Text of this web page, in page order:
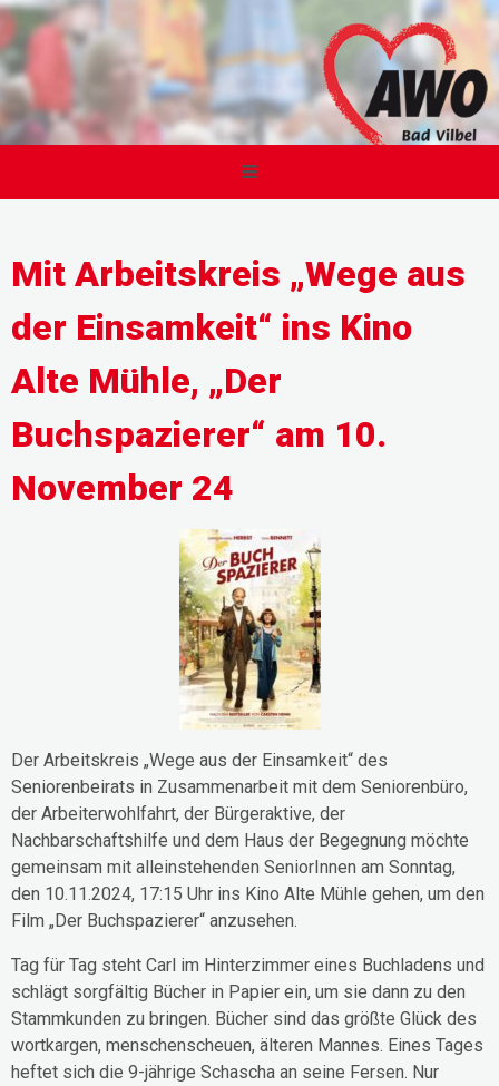
Mit Arbeitskreis „Wege aus
der Einsamkeit“ ins Kino
Alte Mühle, „Der
Buchspazierer“ am 10.
November 24
Der Arbeitskreis „Wege aus der Einsamkeit“ des
Seniorenbeirats in Zusammenarbeit mit dem Seniorenbüro,
der Arbeiterwohlfahrt, der Bürgeraktive, der
Nachbarschaftshilfe und dem Haus der Begegnung möchte
gemeinsam mit alleinstehenden SeniorInnen am Sonntag,
den 10.11.2024, 17:15 Uhr ins Kino Alte Mühle gehen, um den
Film „Der Buchspazierer“ anzusehen.
Tag für Tag steht Carl im Hinterzimmer eines Buchladens und
schlägt sorgfältig Bücher in Papier ein, um sie dann zu den
Stammkunden zu bringen. Bücher sind das größte Glück des
wortkargen, menschenscheuen, älteren Mannes. Eines Tages
heftet sich die 9-jährige Schascha an seine Fersen. Nur